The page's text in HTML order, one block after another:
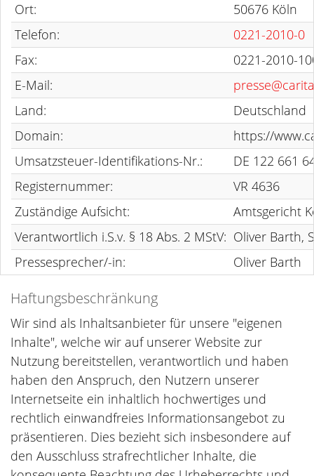
Ort:
50676 Köln
Telefon:
0221-2010-0
Fax:
0221-2010-
E-Mail:
Land:
Deutschland
Domain:
https://
Umsatzsteuer-Identifikations-Nr.:
DE 122 661
Registernummer:
VR 4636
Zuständige Aufsicht:
Amtsgericht
Verantwortlich i.S.v. § 18 Abs. 2 MStV: Oliver Barth,
Pressesprecher/-in:
Oliver Barth
Haftungsbeschränkung
Wir sind als Inhaltsanbieter für unsere "eigenen
Inhalte", welche wir auf unserer Website zur
Nutzung bereitstellen, verantwortlich und haben
haben den Anspruch, den Nutzern unserer
Internetseite ein inhaltlich hochwertiges und
rechtlich einwandfreies Informationsangebot zu
präsentieren. Dies bezieht sich insbesondere auf
den Ausschluss strafrechtlicher Inhalte, die